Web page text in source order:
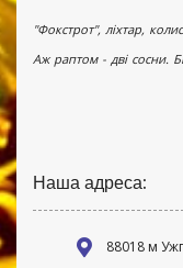
"Фокстрот", ліхтар,
Аж раптом - дві сосни.
Наша адреса:
88018 м